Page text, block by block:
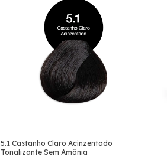
5.1 Castanho Claro Acinzentado
Tonalizante Sem Amônia